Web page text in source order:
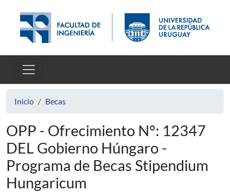
Inicio Becas
OPP - Ofrecimiento N°: 12347
DEL Gobierno Húngaro -
Programa de Becas Stipendium
Hungaricum